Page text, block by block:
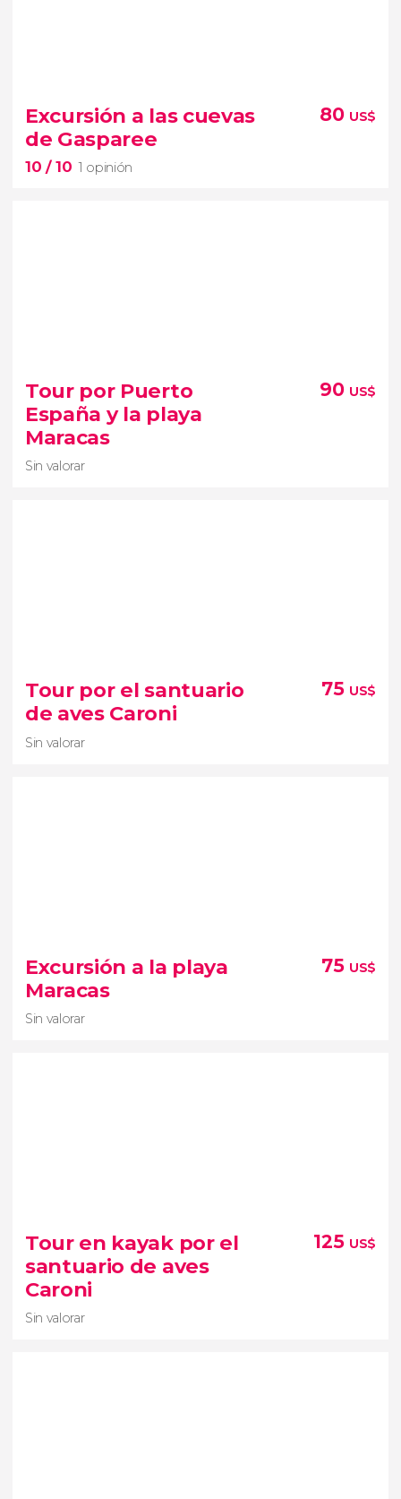
1 opinión
principales atractivos turísticos de la capital de
Trinidad y Tobago
Excursión a las cuevas
de Gasparee
10/ 10 1 opinión
80 US$
excursión a las cuevas de Gasparee
cristalinas iluminadas por el sol entre muros de
piedra caliza
Tour por Puerto
España y la playa
Maracas
Sin valorar
90 US$
tour por Puerto España
principales puntos de la ciudad
Maracas
Tour por el santuario
de aves Caroni
Sin valorar
75 US$
tour por el santuario de aves Caroni
zona de manglares más grande de
Trinidad y Tobago
Excursión a la playa
Maracas
Sin valorar
75 US$
excursión a la playa Maracas
espectaculares miradores naturales
Tour en kayak por el
santuario de aves
Caroni
Sin valorar
125 US$